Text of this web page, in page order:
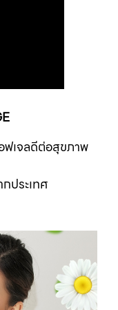
ฟเจลดีต่อสุขภาพ
ประเทศ